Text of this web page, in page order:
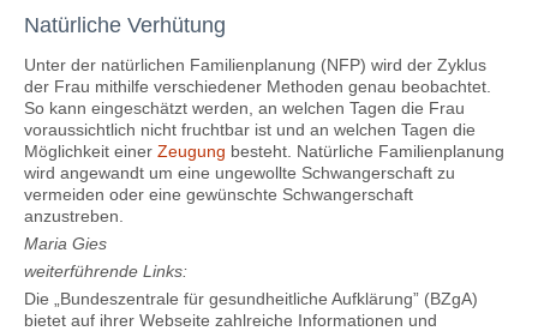
Natürliche Verhütung
Unter der natürlichen Familienplanung (NFP) wird der Zyklus
der Frau mithilfe verschiedener Methoden genau beobachtet.
So kann eingeschätzt werden, an welchen Tagen die Frau
voraussichtlich nicht fruchtbar ist und an welchen Tagen die
Möglichkeit einer Zeugung besteht. Natürliche Familienplanung
wird angewandt um eine ungewollte Schwangerschaft zu
vermeiden oder eine gewünschte Schwangerschaft
anzustreben.
Maria Gies
weiterführende Links:
Die „Bundeszentrale für gesundheitliche Aufklärung” (BZgA)
bietet auf ihrer Webseite zahlreiche Informationen und